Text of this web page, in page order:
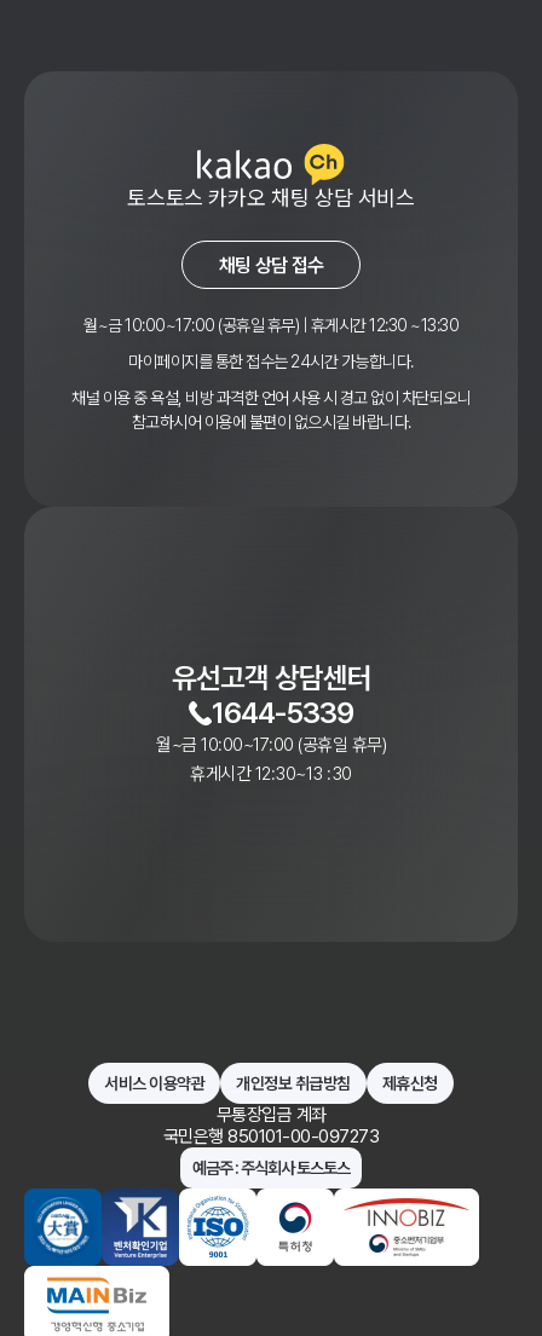
토스토스 카카오 채팅 상담 서비스
채팅 상담 접수
월~금 10:00~17:00 (공휴일 휴무) | 휴게시간 12:30 ~13:30
마이페이지를 통한 접수는 24시간 가능합니다.
채널 이용 중 욕설, 비방 과격한 언어 사용 시 경고 없이 차단되오니
참고하시어 이용에 불편이 없으시길 바랍니다.
유선고객 상담센터
1644-5339
월~금 10:00~17:00 (공휴일 휴무)
휴게시간 12:30~13 :30
서비스 이용약관 개인정보 취급방침 제휴신청
무통장입금 계좌
국민은행 850101-00-097273
예금주 : 주식회사 토스토스